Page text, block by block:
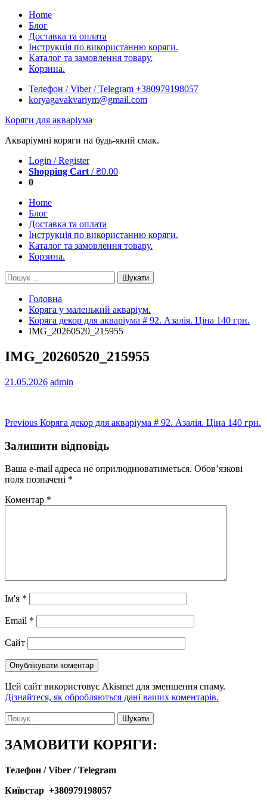
Skip
content
Home
Блог
Доставка та оплата
Інструкція по використанню коряги.
Каталог та замовлення товару.
Корзина.
Телефон / Viber / Telegram +380979198057
koryagavakvariym@gmail.com
Коряги для акваріума
Акваріумні коряги на будь-який смак.
Login / Register
Shopping Cart /₴0.00
0
Home
Блог
Доставка та оплата
Інструкція по використанню коряги.
Каталог та замовлення товару.
Корзина.
Пошук:
Головна
Коряга у маленький акваріум.
Коряга декор для акваріума # 92. Азалія. Ціна 140 грн.
IMG_20260520_215955
IMG_20260520_215955
21.05.2026 admin
Навігація
записів
Previous Previous
Коряга декор для акваріума # 92. Азалія. Ціна 140 грн.
Залишити відповідь
Ваша e-mail адреса не оприлюднюватиметься. Обов’язкові
поля позначені *
Коментар *
Ім'я *
Email *
Сайт
Цей сайт використовує Akismet для зменшення спаму.
Дізнайтеся, як обробляються дані ваших коментарів.
Пошук:
ЗАМОВИТИ КОРЯГИ:
Телефон / Viber / Telegram
Київстар +380979198057